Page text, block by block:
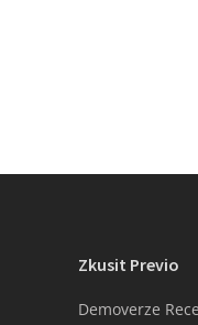
Zkusit Previo
Demoverze